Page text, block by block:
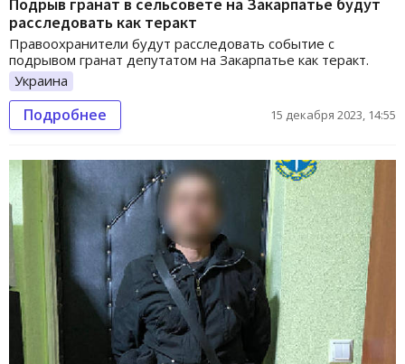
расследовать как теракт
Правоохранители будут расследовать событие с
подрывом гранат депутатом на Закарпатье как теракт.
Украина
Подробнее 15 декабря 2023, 14:55